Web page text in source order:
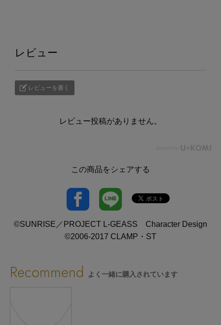
レビュー
レビューを書く
レビュー投稿がありません。
この商品をシェアする
©SUNRISE／PROJECT L-GEASS Character Design
©2006-2017 CLAMP・ST
Recommend よく一緒に購入されています